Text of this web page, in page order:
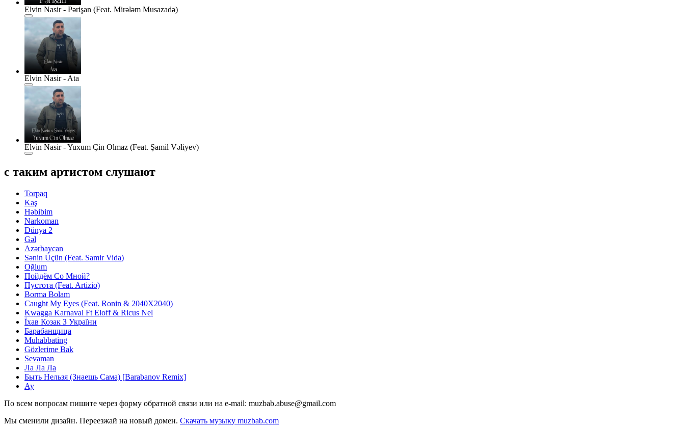
Elvin Nasir - Pərişan (Feat. Mirələm Musazadə)
Elvin Nasir - Ata
Elvin Nasir - Yuxum Çin Olmaz (Feat. Şamil Vəliyev)
с таким артистом слушают
Torpaq
Kaş
Həbibim
Narkoman
Dünya 2
Gəl
Azərbaycan
Sənin Üçün (Feat. Samir Vida)
Oğlum
Пойдём Со Мной?
Пустота (Feat. Artizio)
Borma Bolam
Caught My Eyes (Feat. Ronin & 2040X2040)
Kwagga Karnaval Ft Eloff & Ricus Nel
Їхав Козак З України
Барабанщица
Muhabbating
Gözlerime Bak
Sevaman
Ла Ла Ла
Быть Нельзя (Знаешь Сама) [Barabanov Remix]
Ау
По всем вопросам пишите через форму обратной связи или на e-mail: muzbab.abuse@gmail.com
Мы сменили дизайн. Переезжай на новый домен. Скачать музыку muzbab.com